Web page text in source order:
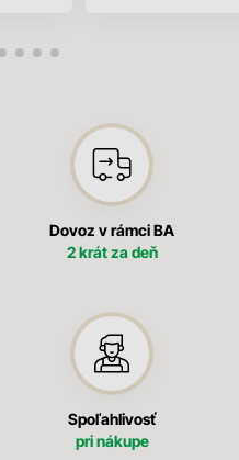
Dovoz v rámci BA
2 krát za deň
Spoľahlivosť
pri nákupe